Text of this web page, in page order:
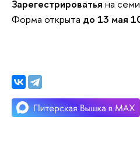
Зарегестрироватья на
Форма открыта до 13 мая